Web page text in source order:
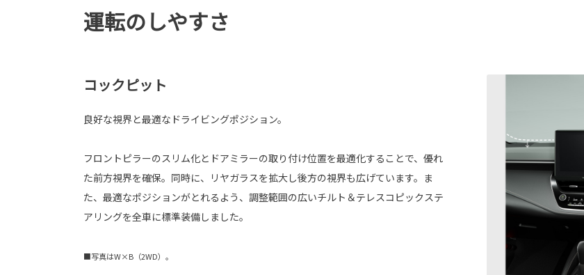
運転のしやすさ
コックピット
良好な視界と最適なドライビングポジション。
フロントピラーのスリム化とドアミラーの取り付け位置を最適化することで、優れ
た前方視界を確保。同時に、リヤガラスを拡大し後方の視界も広げています。ま
た、最適なポジションがとれるよう、調整範囲の広いチルト＆テレスコピックステ
アリングを全車に標準装備しました。
■写真はW×B（2WD）。